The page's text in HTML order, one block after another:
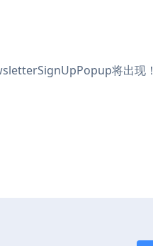
将出现！